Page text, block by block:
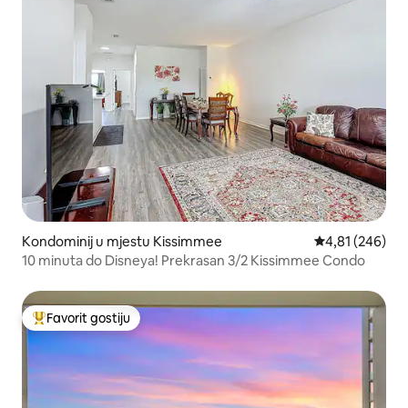
Kondominij u mjestu Kissimmee Prosječna
4,81 (246)
10 minuta do Disneya! Prekrasan 3/2 Kissimmee Condo
Glavni favorit gostiju
Favorit gostiju